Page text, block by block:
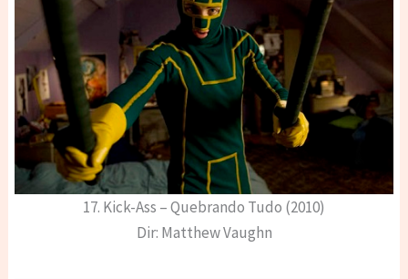
17. Kick-Ass – Quebrando Tudo (2010)
Dir: Matthew Vaughn